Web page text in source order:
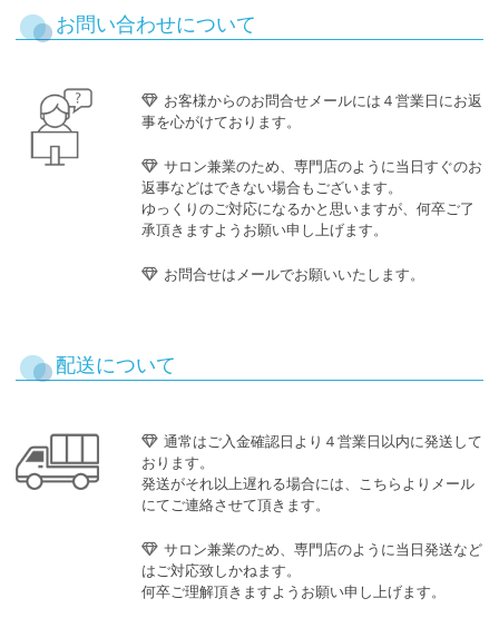
お問い合わせについて
お客様からのお問合せメールには４営業日にお返
事を心がけております。
サロン兼業のため、専門店のように当日すぐのお
返事などはできない場合もございます。
ゆっくりのご対応になるかと思いますが、何卒ご了
承頂きますようお願い申し上げます。
お問合せはメールでお願いいたします。
配送について
通常はご入金確認日より４営業日以内に発送して
おります。
発送がそれ以上遅れる場合には、こちらよりメール
にてご連絡させて頂きます。
サロン兼業のため、専門店のように当日発送など
はご対応致しかねます。
何卒ご理解頂きますようお願い申し上げます。